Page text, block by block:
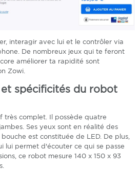
interagir avec lui et le contrôler via
De nombreux jeux qui te feront
améliorer ta rapidité sont
Zowi.
spécificités du robot
très complet. Il possède quatre
Ses yeux sont en réalité des
est constituée de LED. De plus,
lui permet d'écouter ce qui se passe
ce robot mesure 140 x 150 x 93